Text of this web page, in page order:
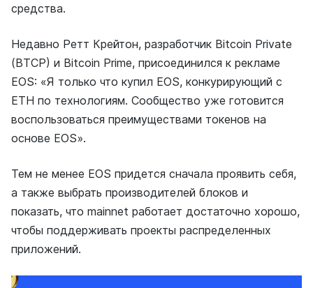
средства.
Недавно Ретт Крейтон, разработчик Bitcoin Private
(BTCP) и Bitcoin Prime, присоединился к рекламе
EOS: «Я только что купил EOS, конкурирующий с
ETH по технологиям. Сообщество уже готовится
воспользоваться преимуществами токенов на
основе EOS».
Тем не менее EOS придется сначала проявить себя,
а также выбрать производителей блоков и
показать, что mainnet работает достаточно хорошо,
чтобы поддерживать проекты распределенных
приложений.